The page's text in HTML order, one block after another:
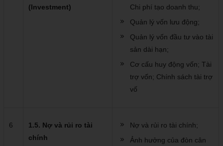
(Investment)
Chi phí tạo doanh thu;
Quản lý vốn lưu động;
Quản lý vốn đầu tư vào tài
sản dài hạn;
Cơ cấu huy động vốn; Tài
trợ vốn; Chính sách tài trợ
vố
6
1.5. Nợ và rủi ro tài
chính
Nợ và rủi ro tài chính;
Ảnh hưởng của đòn cân